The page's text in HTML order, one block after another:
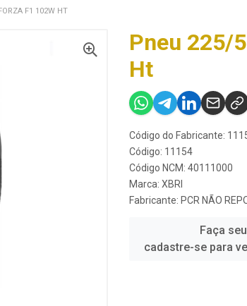
F1 102W HT
Pneu 225/
Ht
Código do Fabricante:
Código: 11154
Código NCM: 40111000
Marca: XBRI
Fabricante: PCR NÃO
Faça
cadastre-se para